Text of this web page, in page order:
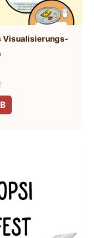
Visualisierungs-